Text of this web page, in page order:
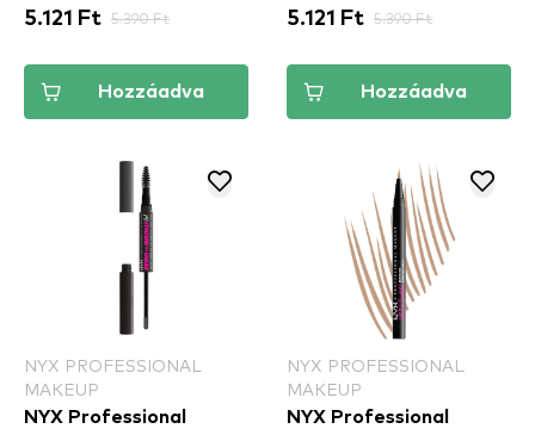
5.121 Ft 5.390 Ft
Hozzáadva
5.121 Ft 5.390 Ft
Hozzáadva
NYX PROFESSIONAL
MAKEUP
NYX Professional
NYX PROFESSIONAL
MAKEUP
NYX Professional